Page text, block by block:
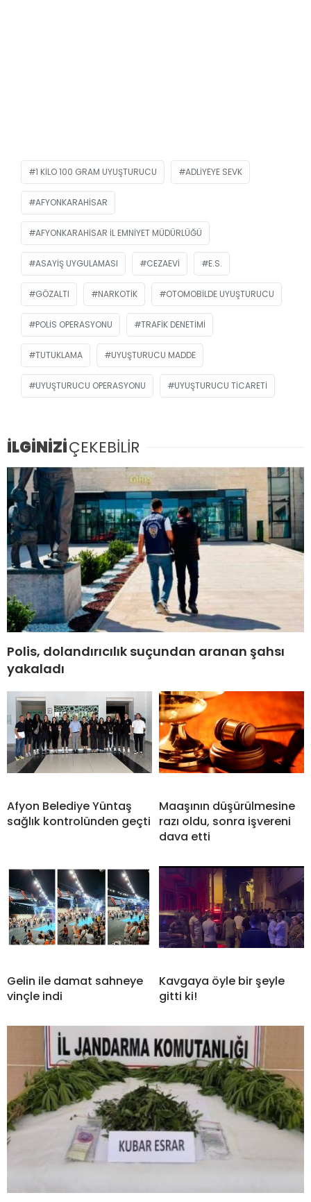
1 KILO 100 GRAM UYUŞTURUCU ADLIYEYE SEVK
AFYONKARAHISAR
AFYONKARAHISAR İL EMNIYET MÜDÜRLÜĞÜ
ASAYIŞ UYGULAMASI CEZAEVI E.S.
GÖZALTI NARKOTIK OTOMOBILDE UYUŞTURUCU
POLIS OPERASYONU TRAFIK DENETIMI
TUTUKLAMA UYUŞTURUCU MADDE
UYUŞTURUCU OPERASYONU UYUŞTURUCU TICARETI
İLGİNİZİÇEKEBİLİR
Polis, dolandırıcılık suçundan aranan şahsı
yakaladı
Afyon Belediye Yüntaş
sağlık kontrolünden geçti
Maaşının düşürülmesine
razı oldu, sonra işvereni
dava etti
Gelin ile damat sahneye
vinçle indi
Kavgaya öyle bir şeyle
gitti ki!